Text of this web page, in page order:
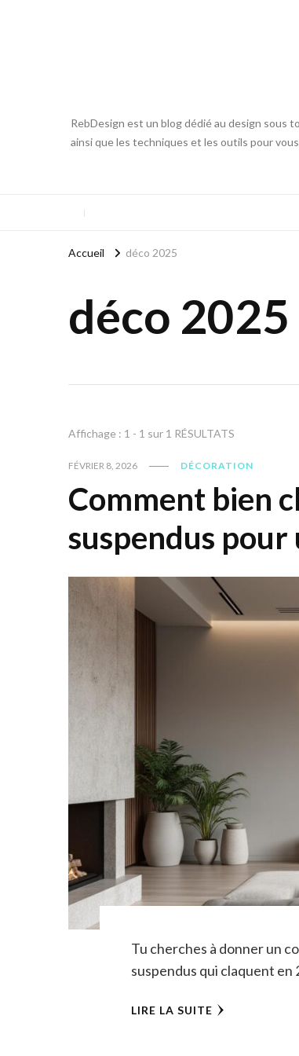
RebDesign est un blog dédié au design sous
ainsi que les techniques et les outils pour
Accueil déco 2025
déco 2025
Affichage : 1 - 1 sur 1 RÉSULTATS
FÉVRIER 8, 2026 DÉCORATION
Comment bien
suspendus pour
Tu cherches à donner un
suspendus qui claquent en
LIRE LA SUITE